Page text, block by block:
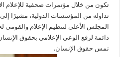
تكون من خلال مؤتمرات صحفية للإعلام
تداوله من المؤسسات الدولية، مشيرًا
المجلس الأعلى لتنظيم الإعلام
دائمة لرفع الوعي الإعلامي بحقوق
تمس حقوق الإنسان.